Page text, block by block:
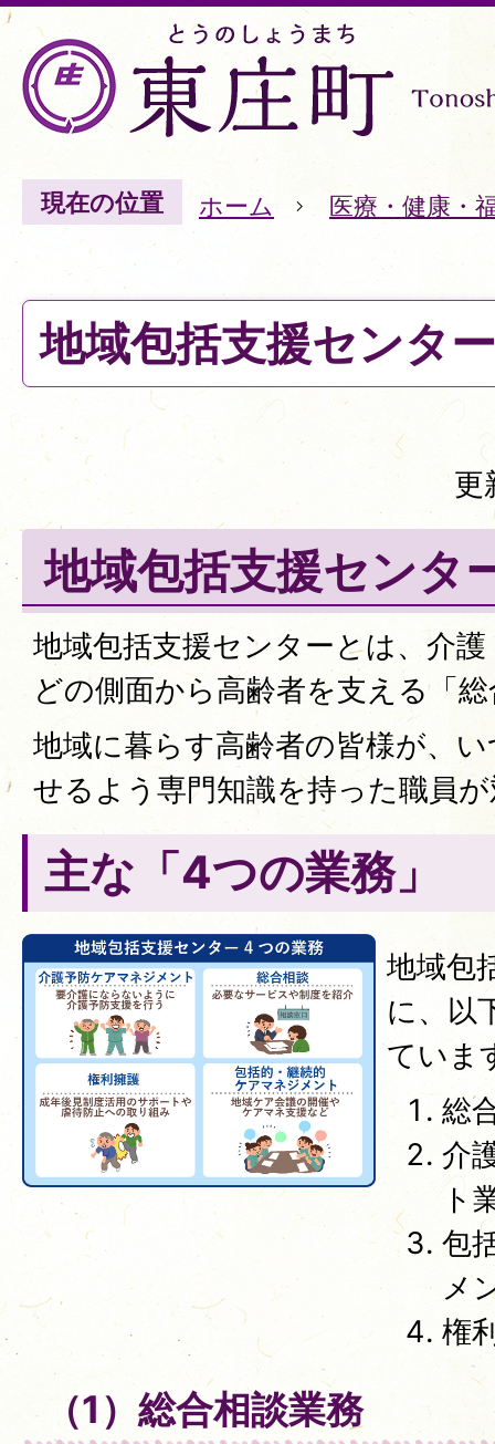
現在の位置 ホーム 医療・健康・
地域包括支援センタ
更
地域包括支援センタ
地域包括支援センターとは、介
どの側面から高齢者を支える「
地域に暮らす高齢者の皆様が、
せるよう専門知識を持った職員
主な「4つの業務」
地域包
に、以
ていま
総
介
ト
包
メ
権
（1）総合相談業務